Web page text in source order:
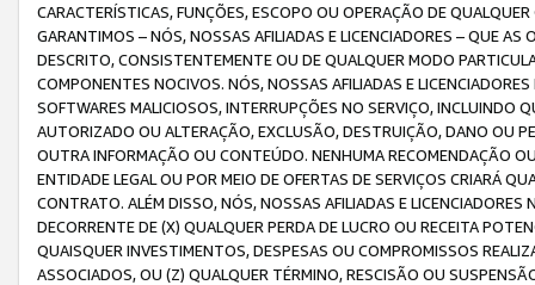
CARACTERÍSTICAS, FUNÇÕES, ESCOPO OU OPERAÇÃO DE
GARANTIMOS – NÓS, NOSSAS AFILIADAS E LICENCIADORES – QUE
DESCRITO, CONSISTENTEMENTE OU DE QUALQUER MODO
COMPONENTES NOCIVOS. NÓS, NOSSAS AFILIADAS E
SOFTWARES MALICIOSOS, INTERRUPÇÕES NO SERVIÇO, INCLUINDO
AUTORIZADO OU ALTERAÇÃO, EXCLUSÃO, DESTRUIÇÃO, DANO OU
OUTRA INFORMAÇÃO OU CONTEÚDO. NENHUMA RECOMENDAÇÃO
ENTIDADE LEGAL OU POR MEIO DE OFERTAS DE SERVIÇOS CRIARÁ
CONTRATO. ALÉM DISSO, NÓS, NOSSAS AFILIADAS E
DECORRENTE DE (X) QUALQUER PERDA DE LUCRO OU RECEITA
QUAISQUER INVESTIMENTOS, DESPESAS OU COMPROMISSOS
ASSOCIADOS, OU (Z) QUALQUER TÉRMINO, RESCISÃO OU